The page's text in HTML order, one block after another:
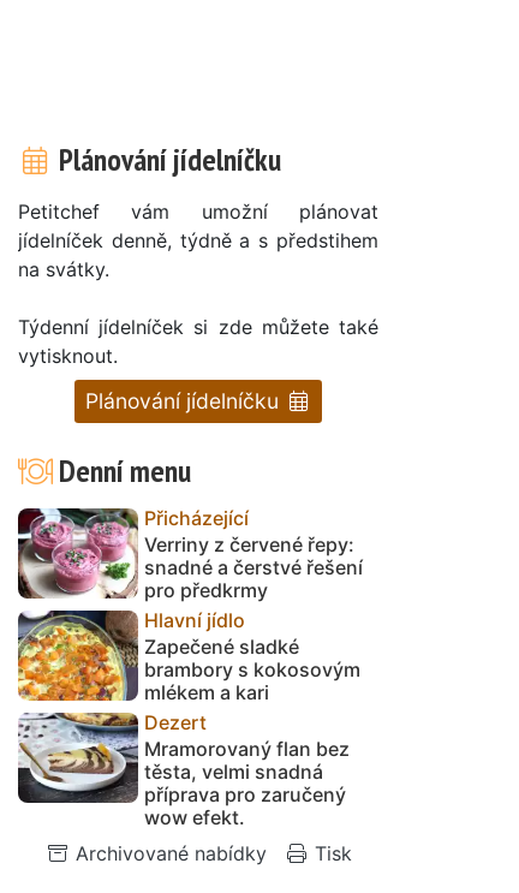
Plánování jídelníčku
Petitchef vám umožní plánovat
jídelníček denně, týdně a s předstihem
na svátky.
Týdenní jídelníček si zde můžete také
vytisknout.
Plánování jídelníčku
Denní menu
Přicházející
Verriny z červené řepy:
snadné a čerstvé řešení
pro předkrmy
Hlavní jídlo
Zapečené sladké
brambory s kokosovým
mlékem a kari
Dezert
Mramorovaný flan bez
těsta, velmi snadná
příprava pro zaručený
wow efekt.
Archivované nabídky
Tisk